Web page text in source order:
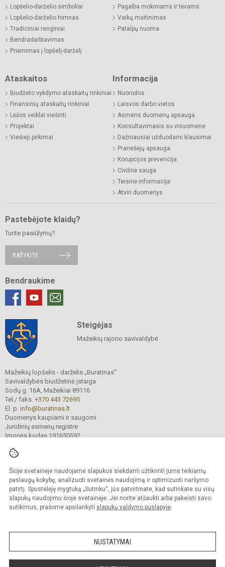
Šioje svetainėje naudojame slapukus siekdami užtikrinti jums teikiamų
paslaugų kokybę, analizuoti svetainės naudojimą ir optimizuoti naršymo
patirtį. Spustelėję mygtuką „Sutinku“, jūs patvirtinate, kad sutinkate su visų
slapukų naudojimu šioje svetainėje. Jei norite atšaukti arba pakeisti savo
sutikimus, prašome apsilankyti slapukų valdymo puslapyje.
NUSTATYMAI
Lopšelio-darželio simboliai
Lopšelio-darželio himnas
Tradiciniai renginiai
Bendradarbiavimas
Priėmimas į lopšelį-darželį
Pagalba mokiniams ir tėvams
Vaikų maitinimas
Patalpų nuoma
Ataskaitos
Biudžeto vykdymo ataskaitų rinkiniai
Finansinių ataskaitų rinkiniai
Lėšos veiklai viešinti
Projektai
Viešieji pirkimai
Informacija
Nuorodos
Laisvos darbo vietos
Asmens duomenų apsauga
Konsultavimasis su visuomene
Dažniausiai užduodami klausimai
Pranešėjų apsauga
Korupcijos prevencija
Civilinė sauga
Teisinė informacija
Atviri duomenys
Pastebėjote klaidų?
Turite pasiūlymų?
RAŠYKITE
Bendraukime
Steigėjas
Mažeikių rajono savivaldybė
Mažeikių lopšelis - darželis „Buratinas“
Savivaldybės biudžetinė įstaiga
Sodų g. 16A, Mažeikiai 89116
Tel./ faks. +370 443 72695
El. p. info@buratinas.lt
Duomenys kaupiami ir saugomi
Juridinių asmenų registre
Įmonės kodas 191650592
© 2024. Mažeikių lopšelis - darželis „Buratinas“. Visos teisės saugomos.
Kopijuoti turinį be raštiško įstaigos administracijos sutikimo griežtai draudžiama.
Prieinamumo paraiška Slapukų valdymas
Sumanus būdas atnaujinti